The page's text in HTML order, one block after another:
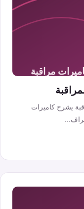
يشرح كاميرات